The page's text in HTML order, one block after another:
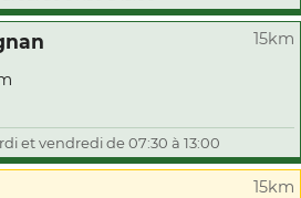
15km
et vendredi de 07:30 à 13:00
15km